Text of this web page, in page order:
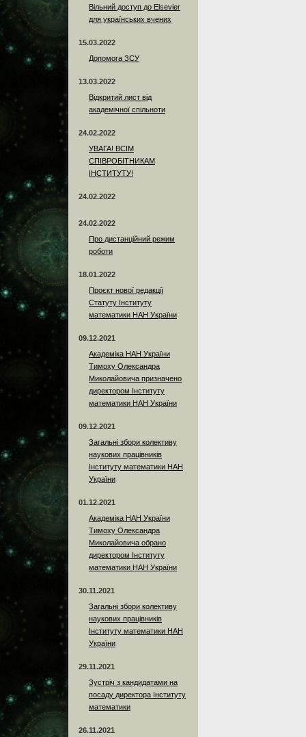
Вільний доступ до Elsevier
для українських вчених
15.03.2022
Допомога ЗСУ
13.03.2022
Відкритий лист від
академічної спільноти
24.02.2022
УВАГА! ВСІМ
СПІВРОБІТНИКАМ
ІНСТИТУТУ!
24.02.2022
24.02.2022
Про дистанційний режим
роботи
18.01.2022
Проєкт нової редакції
Статуту Інституту
математики НАН України
09.12.2021
Академіка НАН України
Тимоху Олександра
Миколайовича призначено
директором Інституту
математики НАН України
09.12.2021
Загальні збори колективу
наукових працівників
Інституту математики НАН
України
01.12.2021
Академіка НАН України
Тимоху Олександра
Миколайовича обрано
директором Інституту
математики НАН України
30.11.2021
Загальні збори колективу
наукових працівників
Інституту математики НАН
України
29.11.2021
Зустріч з кандидатами на
посаду директора Інституту
математики
26.11.2021